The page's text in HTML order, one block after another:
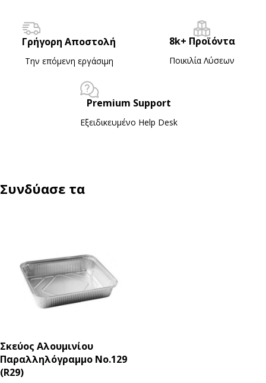
Γρήγορη Αποστολή
Την επόμενη εργάσιμη
8k+ Προϊόντα
Ποικιλία Λύσεων
Premium Support
Εξειδικευμένο Ηelp Desk
Συνδύασε τα
Σκεύος Αλουμινίου
Παραλληλόγραμμο Νο.129
(R29)